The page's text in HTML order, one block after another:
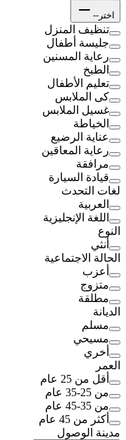
اختر--
تنظيف المنزل
جليسة أطفال
رعاية المسنين
الطبخ
تعليم الأطفال
كى الملابس
غسيل الملابس
الخياطة
عناية الرضيع
رعاية المعاقين
مرافقة
قيادة السيارة
لغات التحدث
العربية
اللغة الإنجليزية
النوع
أنثي
الحالة الاجتماعية
أعزب
متزوج
مطلقة
الديانة
مسلم
مسيحي
أخري
العمر
أقل من 25 عام
من 25-35 عام
من 35-45 عام
أكثر من 45 عام
مدينة الوصول